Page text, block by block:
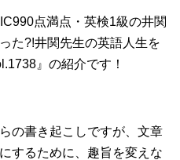
点満点・英検1級の井関
た?!井関先生の英語人生を
』の紹介です！
の書き起こしですが、文章
するために、趣旨を変えな